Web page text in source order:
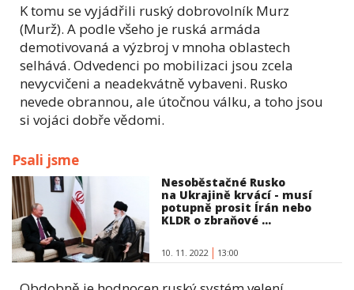
K tomu se vyjádřili ruský dobrovolník Murz
(Murž). A podle všeho je ruská armáda
demotivovaná a výzbroj v mnoha oblastech
selhává. Odvedenci po mobilizaci jsou zcela
nevycvičeni a neadekvátně vybaveni. Rusko
nevede obrannou, ale útočnou válku, a toho jsou
si vojáci dobře vědomi.
Psali jsme
Nesoběstačné Rusko
na Ukrajině krvácí - musí
potupně prosit Írán nebo
KLDR o zbraňové ...
10. 11. 2022 13:00